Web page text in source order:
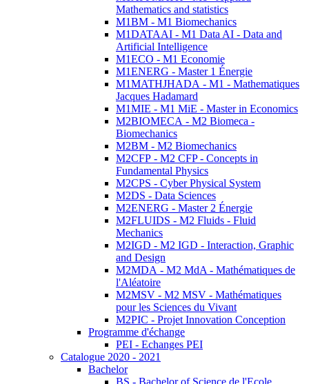
Mathematics and statistics
M1BM - M1 Biomechanics
M1DATAAI - M1 Data AI - Data and
Artificial Intelligence
M1ECO - M1 Economie
M1ENERG - Master 1 Énergie
M1MATHJHADA - M1 - Mathematiques
Jacques Hadamard
M1MIE - M1 MiE - Master in Economics
M2BIOMECA - M2 Biomeca -
Biomechanics
M2BM - M2 Biomechanics
M2CFP - M2 CFP - Concepts in
Fundamental Physics
M2CPS - Cyber Physical System
M2DS - Data Sciences
M2ENERG - Master 2 Énergie
M2FLUIDS - M2 Fluids - Fluid
Mechanics
M2IGD - M2 IGD - Interaction, Graphic
and Design
M2MDA - M2 MdA - Mathématiques de
l'Aléatoire
M2MSV - M2 MSV - Mathématiques
pour les Sciences du Vivant
M2PIC - Projet Innovation Conception
Programme d'échange
PEI - Echanges PEI
Catalogue 2020 - 2021
Bachelor
BS - Bachelor of Science de l'Ecole